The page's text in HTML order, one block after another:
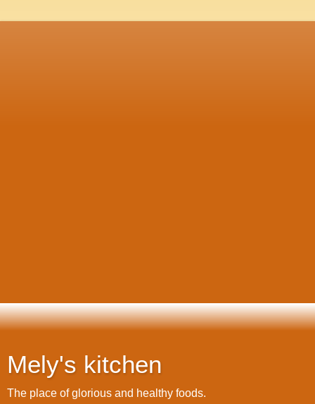
Mely's kitchen
The place of glorious and healthy foods.